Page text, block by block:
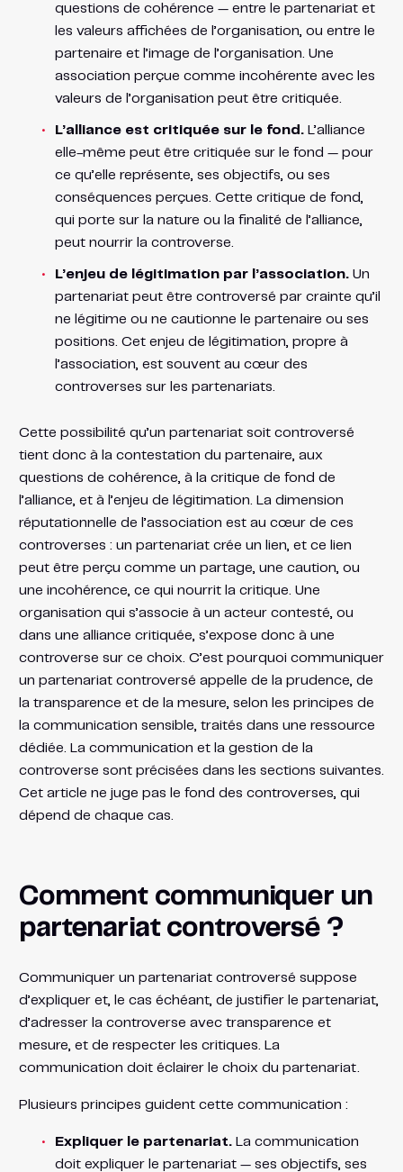
questions de cohérence — entre le partenariat et
les valeurs affichées de l’organisation, ou entre le
partenaire et l’image de l’organisation. Une
association perçue comme incohérente avec les
valeurs de l’organisation peut être critiquée.
L’alliance est critiquée sur le fond.L’alliance
elle-même peut être critiquée sur le fond — pour
ce qu’elle représente, ses objectifs, ou ses
conséquences perçues. Cette critique de fond,
qui porte sur la nature ou la finalité de l’alliance,
peut nourrir la controverse.
L’enjeu de légitimation par l’association.Un
partenariat peut être controversé par crainte qu’il
ne légitime ou ne cautionne le partenaire ou ses
positions. Cet enjeu de légitimation, propre à
l’association, est souvent au cœur des
controverses sur les partenariats.
Cette possibilité qu’un partenariat soit controversé
tient donc à la contestation du partenaire, aux
questions de cohérence, à la critique de fond de
l’alliance, et à l’enjeu de légitimation. La dimension
réputationnelle de l’association est au cœur de ces
controverses : un partenariat crée un lien, et ce lien
peut être perçu comme un partage, une caution, ou
une incohérence, ce qui nourrit la critique. Une
organisation qui s’associe à un acteur contesté, ou
dans une alliance critiquée, s’expose donc à une
controverse sur ce choix. C’est pourquoi communiquer
un partenariat controversé appelle de la prudence, de
la transparence et de la mesure, selon les principes de
la communication sensible, traités dans une ressource
dédiée. La communication et la gestion de la
controverse sont précisées dans les sections suivantes.
Cet article ne juge pas le fond des controverses, qui
dépend de chaque cas.
Comment communiquer un
partenariat controversé ?
Communiquer un partenariat controversé suppose
d’expliquer et, le cas échéant, de justifier le partenariat,
d’adresser la controverse avec transparence et
mesure, et de respecter les critiques. La
communication doit éclairer le choix du partenariat.
Plusieurs principes guident cette communication :
Expliquer le partenariat.La communication
doit expliquer le partenariat — ses objectifs, ses